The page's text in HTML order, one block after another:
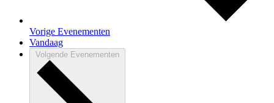
Vorige Evenementen
Vandaag
Volgende Evenementen